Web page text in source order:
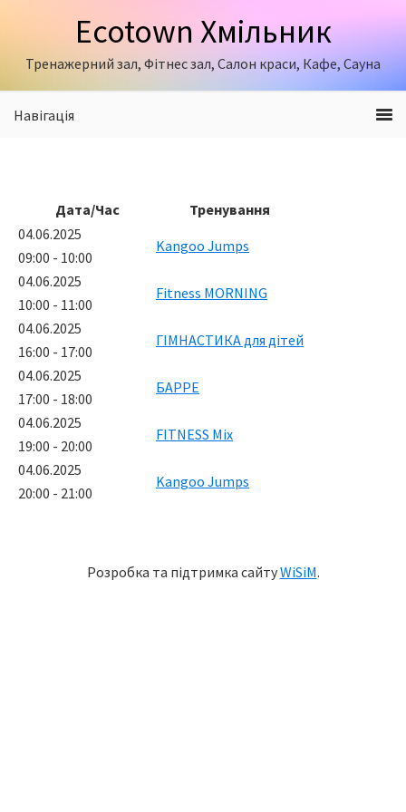
primary
content
Ecotown Хмільник
Тренажерний зал, Фітнес зал, Салон краси, Кафе, Сауна
Навігація
Дата/Час
Тренування
04.06.2025
09:00 - 10:00
Kangoo Jumps
04.06.2025
10:00 - 11:00
Fitness MORNING
04.06.2025
16:00 - 17:00
ГІМНАСТИКА для дітей
04.06.2025
17:00 - 18:00
БАРРЕ
04.06.2025
19:00 - 20:00
FITNESS Mix
04.06.2025
20:00 - 21:00
Kangoo Jumps
Розробка та підтримка сайтуWiSiM.